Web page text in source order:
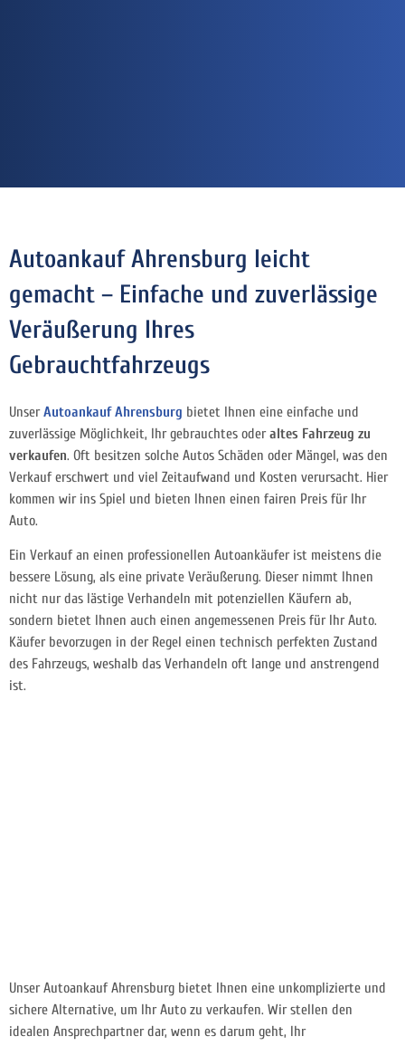
Autoankauf Ahrensburg leicht
gemacht – Einfache und zuverlässige
Veräußerung Ihres
Gebrauchtfahrzeugs
UnserAutoankauf Ahrensburg bietet Ihnen eine einfache und
zuverlässige Möglichkeit, Ihr gebrauchtes oderaltes Fahrzeug zu
verkaufen. Oft besitzen solche Autos Schäden oder Mängel, was den
Verkauf erschwert und viel Zeitaufwand und Kosten verursacht. Hier
kommen wir ins Spiel und bieten Ihnen einen fairen Preis für Ihr
Auto.
Ein Verkauf an einen professionellen Autoankäufer ist meistens die
bessere Lösung, als eine private Veräußerung. Dieser nimmt Ihnen
nicht nur das lästige Verhandeln mit potenziellen Käufern ab,
sondern bietet Ihnen auch einen angemessenen Preis für Ihr Auto.
Käufer bevorzugen in der Regel einen technisch perfekten Zustand
des Fahrzeugs, weshalb das Verhandeln oft lange und anstrengend
ist.
Unser Autoankauf Ahrensburg bietet Ihnen eine unkomplizierte und
sichere Alternative, um Ihr Auto zu verkaufen. Wir stellen den
idealen Ansprechpartner dar, wenn es darum geht, Ihr